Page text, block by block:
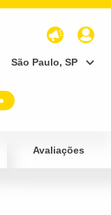
São Paulo, SP
Avaliações